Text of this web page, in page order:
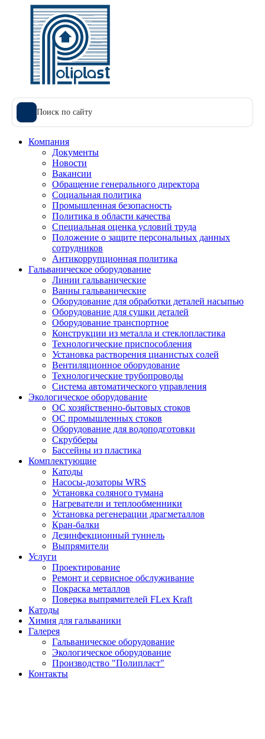
Поиск по сайту
Компания
Документы
Новости
Вакансии
Обращение генерального директора
Социальная политика
Промышленная безопасность
Политика в области качества
Специальная оценка условий труда
Положение о защите персональных данных
сотрудников
Антикоррупционная политика
Гальваническое оборудование
Линии гальванические
Ванны гальванические
Оборудование для обработки деталей насыпью
Оборудование для сушки деталей
Оборудование транспортное
Конструкции из металла и стеклопластика
Технологические приспособления
Установка растворения цианистых солей
Вентиляционное оборудование
Технологические трубопроводы
Система автоматического управления
Экологическое оборудование
ОС хозяйственно-бытовых стоков
ОС промышленных стоков
Оборудование для водоподготовки
Скрубберы
Бассейны из пластика
Комплектующие
Катоды
Насосы-дозаторы WRS
Установка соляного тумана
Нагреватели и теплообменники
Установка регенерации драгметаллов
Кран-балки
Дезинфекционный туннель
Выпрямители
Услуги
Проектирование
Ремонт и сервисное обслуживание
Покраска металлов
Поверка выпрямителей FLex Kraft
Катоды
Химия для гальваники
Галерея
Гальваническое оборудование
Экологическое оборудование
Производство "Полипласт"
Контакты